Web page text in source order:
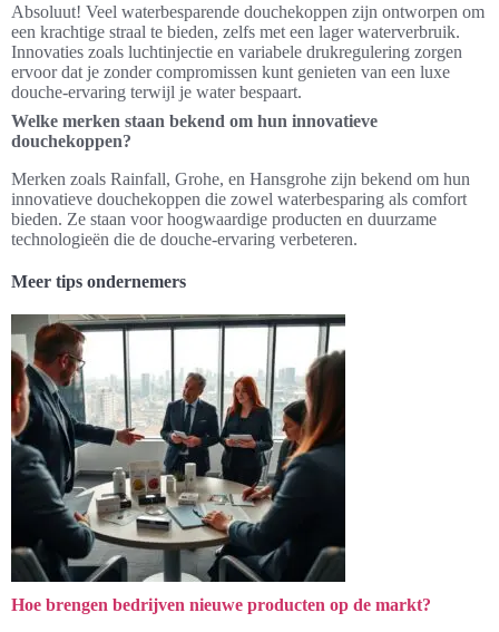
Absoluut! Veel waterbesparende douchekoppen zijn ontworpen om
een krachtige straal te bieden, zelfs met een lager waterverbruik.
Innovaties zoals luchtinjectie en variabele drukregulering zorgen
ervoor dat je zonder compromissen kunt genieten van een luxe
douche-ervaring terwijl je water bespaart.
Welke merken staan bekend om hun innovatieve
douchekoppen?
Merken zoals Rainfall, Grohe, en Hansgrohe zijn bekend om hun
innovatieve douchekoppen die zowel waterbesparing als comfort
bieden. Ze staan voor hoogwaardige producten en duurzame
technologieën die de douche-ervaring verbeteren.
Meer tips ondernemers
Hoe brengen bedrijven nieuwe producten op de markt?